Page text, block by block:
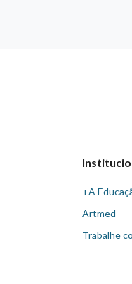
+A
Artmed
Trabalhe